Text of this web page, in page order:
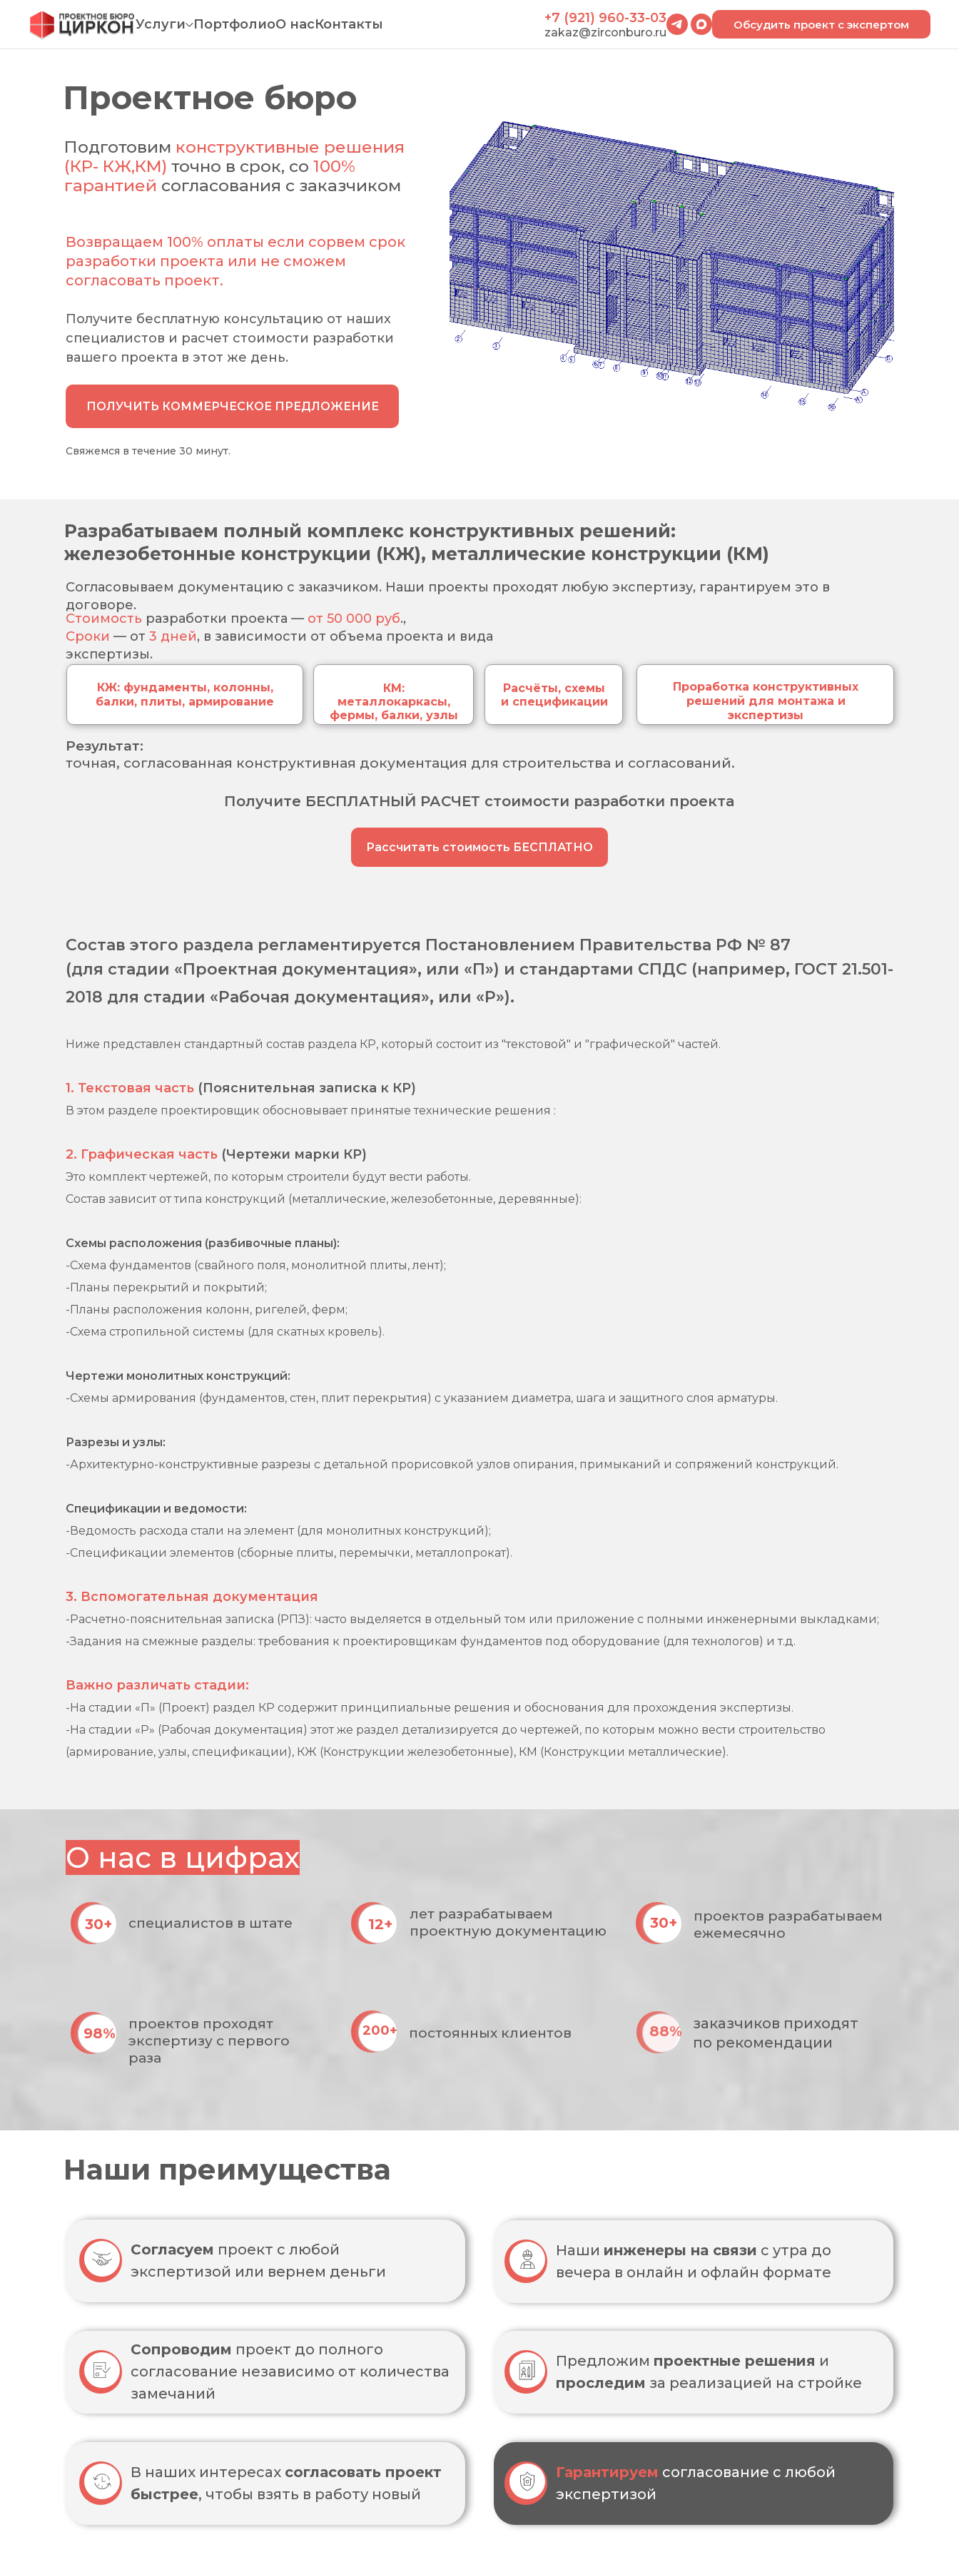
Услуги ПортфолиоО насКонтакты +7 (921) 960-33-03
zakaz@zirconburo.ru
Обсудить проект с экспертом
Проектное бюро
Возвращаем 100% оплаты если сорвем срок
разработки проекта или не сможем
согласовать проект.
Свяжемся в течение 30 минут.
Получите бесплатную консультацию от наших
специалистов и расчет стоимости разработки
вашего проекта в этот же день.
Подготовим конструктивные решения
(КР- КЖ,КМ) точно в срок, со 100%
гарантией согласования с заказчиком
ПОЛУЧИТЬ КОММЕРЧЕСКОЕ ПРЕДЛОЖЕНИЕ
КЖ: фундаменты, колонны,
балки, плиты, армирование
Расчёты, схемы
и спецификации
КМ:
металлокаркасы,
фермы, балки, узлы
Проработка конструктивных
решений для монтажа и
экспертизы
Стоимость разработки проекта — от 50 000 руб.,
Сроки — от 3 дней, в зависимости от объема проекта и вида
экспертизы.
Согласовываем документацию с заказчиком. Наши проекты проходят любую экспертизу, гарантируем это в
договоре.
Разрабатываем полный комплекс конструктивных решений:
железобетонные конструкции (КЖ), металлические конструкции (КМ)
Получите БЕСПЛАТНЫЙ РАСЧЕТ стоимости разработки проекта
Рассчитать стоимость БЕСПЛАТНО
Результат:
точная, согласованная конструктивная документация для строительства и согласований.
Состав этого раздела регламентируется Постановлением Правительства РФ № 87
(для стадии «Проектная документация», или «П») и стандартами СПДС (например, ГОСТ 21.501-
2018 для стадии «Рабочая документация», или «Р»).
Ниже представлен стандартный состав раздела КР, который состоит из "текстовой" и "графической" частей.
1. Текстовая часть (Пояснительная записка к КР)
В этом разделе проектировщик обосновывает принятые технические решения :
2. Графическая часть (Чертежи марки КР)
Это комплект чертежей, по которым строители будут вести работы.
Состав зависит от типа конструкций (металлические, железобетонные, деревянные):
Схемы расположения (разбивочные планы):
-Схема фундаментов (свайного поля, монолитной плиты, лент);
-Планы перекрытий и покрытий;
-Планы расположения колонн, ригелей, ферм;
-Схема стропильной системы (для скатных кровель).
Чертежи монолитных конструкций:
-Схемы армирования (фундаментов, стен, плит перекрытия) с указанием диаметра, шага и защитного слоя арматуры.
Разрезы и узлы:
-Архитектурно-конструктивные разрезы с детальной прорисовкой узлов опирания, примыканий и сопряжений конструкций.
Спецификации и ведомости:
-Ведомость расхода стали на элемент (для монолитных конструкций);
-Спецификации элементов (сборные плиты, перемычки, металлопрокат).
3. Вспомогательная документация
-Расчетно-пояснительная записка (РПЗ): часто выделяется в отдельный том или приложение с полными инженерными выкладками;
-Задания на смежные разделы: требования к проектировщикам фундаментов под оборудование (для технологов) и т.д.
Важно различать стадии:
-На стадии «П» (Проект) раздел КР содержит принципиальные решения и обоснования для прохождения экспертизы.
-На стадии «Р» (Рабочая документация) этот же раздел детализируется до чертежей, по которым можно вести строительство
(армирование, узлы, спецификации), КЖ (Конструкции железобетонные), КМ (Конструкции металлические).
О нас в цифрах
заказчиков приходят
по рекомендации
постоянных клиентов
проектов проходят
экспертизу с первого
раза
30+
12+
проектов разрабатываем
ежемесячно
лет разрабатываем
проектную документацию
88%
200+
98%
30+ специалистов в штате
Гарантируем согласование с любой
экспертизой
Наши преимущества
Предложим проектные решения и
проследим за реализацией на стройке
Наши инженеры на связи с утра до
вечера в онлайн и офлайн формате
В наших интересах согласовать проект
быстрее, чтобы взять в работу новый
Сопроводим проект до полного
согласование независимо от количества
замечаний
Согласуем проект с любой
экспертизой или вернем деньги